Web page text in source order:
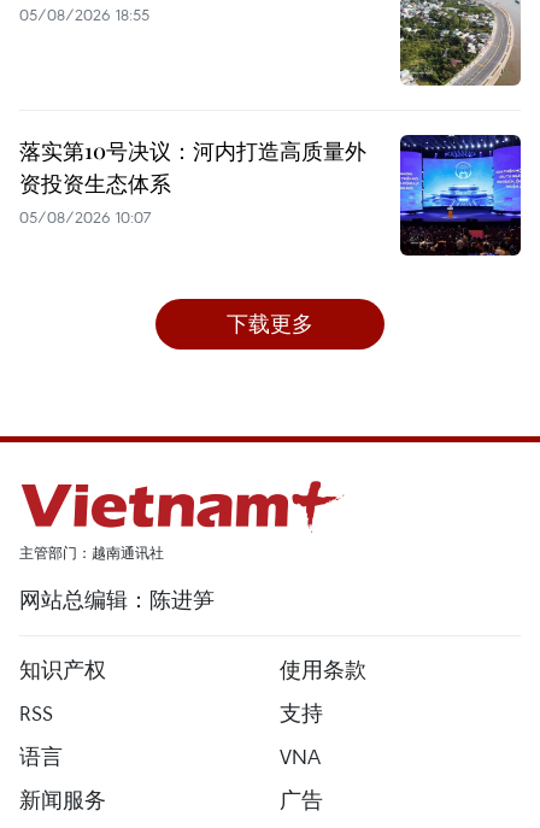
05/08/2026 18:55
落实第10号决议：河内打造高质量外
资投资生态体系
05/08/2026 10:07
下载更多
主管部门：越南通讯社
网站总编辑：陈进笋
知识产权
使用条款
RSS
支持
语言
VNA
新闻服务
广告